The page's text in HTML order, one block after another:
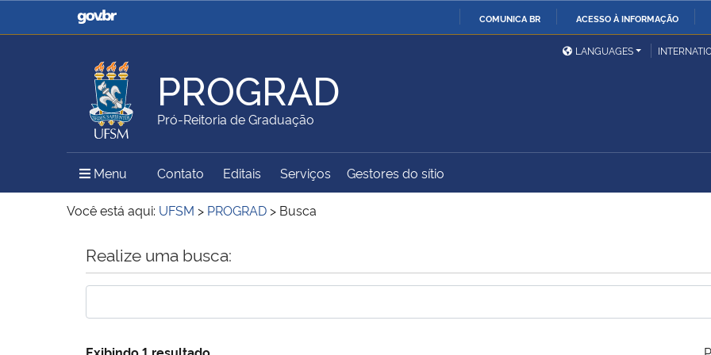
COMUNICA BR ACESSO À INFORMAÇÃO
Casa Civil
Ministério da Justiça e
Ministério da Defesa
Ministério das Relações
Exteriores
Ministério da Agricultura,
Pecuária e Abastecimento
Ministério da Educação
Ministério do Meio Ambiente Ministério do Turismo
Ministério do
LANGUAGES
PROGRAD
Pró-Reitoria de Graduação
Menu Menu Principal do Sítio
Contato Editais Serviços Gestores do sítio
Você está aqui: UFSM > PROGRAD > Busca
Início do conteúdo
Realize uma busca:
Exibindo 1 resultado